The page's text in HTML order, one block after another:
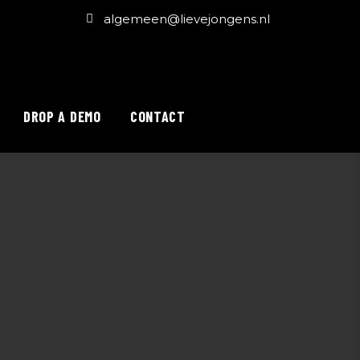
algemeen@lievejongens.nl
DROP A DEMO CONTACT